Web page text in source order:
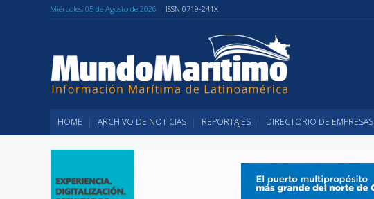
Miércoles, 05 de Agosto de 2026 | ISSN 0719-241X
HOME ARCHIVO DE NOTICIAS REPORTAJES DIRECTORIO DE EMPRESAS